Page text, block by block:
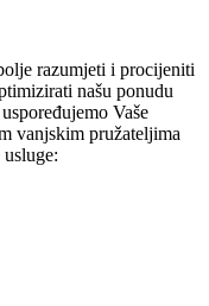
razumjeti i procijeniti
našu ponudu
Vaše
vanjskim pružateljima